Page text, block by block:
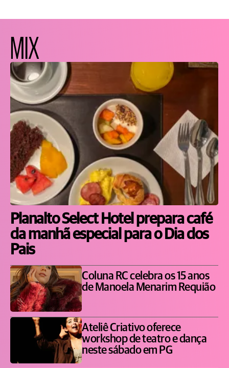
MIX
Planalto Select Hotel prepara café
da manhã especial para o Dia dos
Pais
Coluna RC celebra os 15 anos
de Manoela Menarim Requião
Ateliê Criativo oferece
workshop de teatro e dança
neste sábado em PG